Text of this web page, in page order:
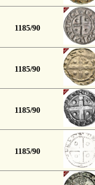
1185/90
1185/90
1185/90
1185/90